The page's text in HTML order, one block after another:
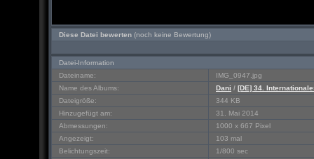
Diese Datei bewerten (noch keine Bewertung)
Datei-Information
Dateiname:
IMG_0947.jpg
Name des Albums:
Dani / [DE] 34.
Dateigröße:
344 KB
Hinzugefügt am:
31. Mai 2014
Abmessungen:
1000 x 667 Pixel
Angezeigt:
103 mal
Belichtungszeit:
1/800 sec